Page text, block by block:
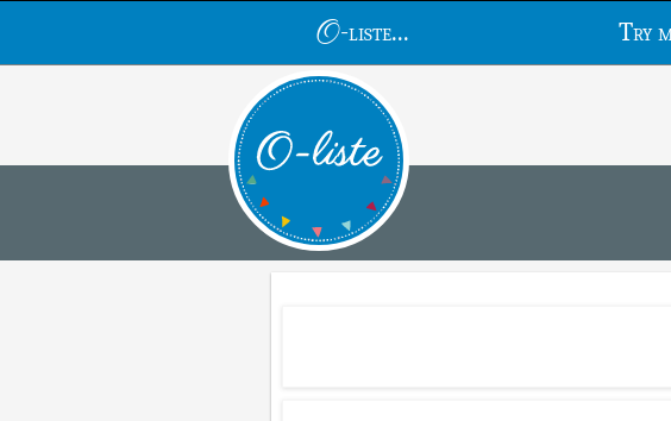
O-liste... Try